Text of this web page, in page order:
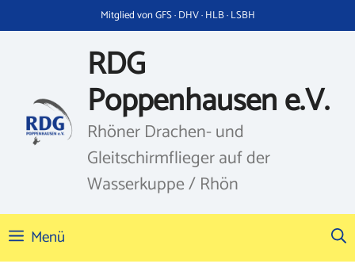
Inhalt
Mitglied von GFS · DHV · HLB · LSBH
RDG
Poppenhausen e.V.
Rhöner Drachen- und
Gleitschirmflieger auf der
Wasserkuppe / Rhön
Menü